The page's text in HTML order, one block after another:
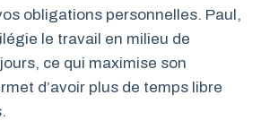
obligations personnelles. Paul,
le travail en milieu de
ce qui maximise son
d’avoir plus de temps libre